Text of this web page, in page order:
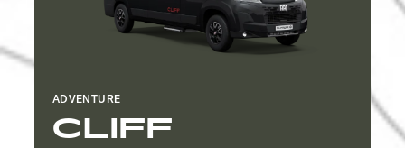
CLIFF
ADVENTURE